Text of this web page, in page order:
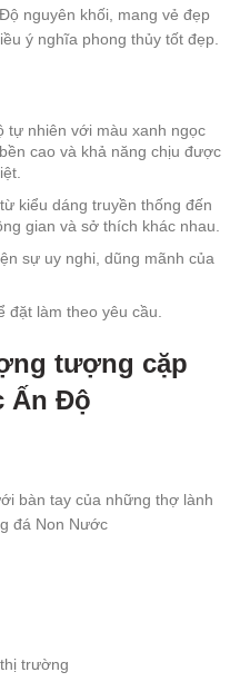
nguyên khối, mang vẻ đẹp
ý nghĩa phong thủy tốt đẹp.
tự nhiên với màu xanh ngọc
cao và khả năng chịu được
kiểu dáng truyền thống đến
gian và sở thích khác nhau.
sự uy nghi, dũng mãnh của
đặt làm theo yêu cầu.
tượng cặp
Ấn Độ
bàn tay của những thợ lành
đá Non Nước
trường